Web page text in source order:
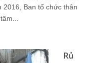
2016, Ban tổ chức thân
Rủ